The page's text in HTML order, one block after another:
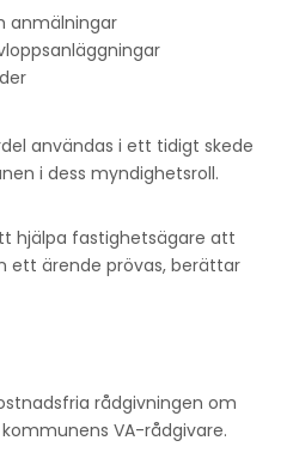
anmälningar
användas i ett tidigt skede
i dess myndighetsroll.
hjälpa fastighetsägare att
ett ärende prövas, berättar
rådgivningen om
VA-rådgivare.